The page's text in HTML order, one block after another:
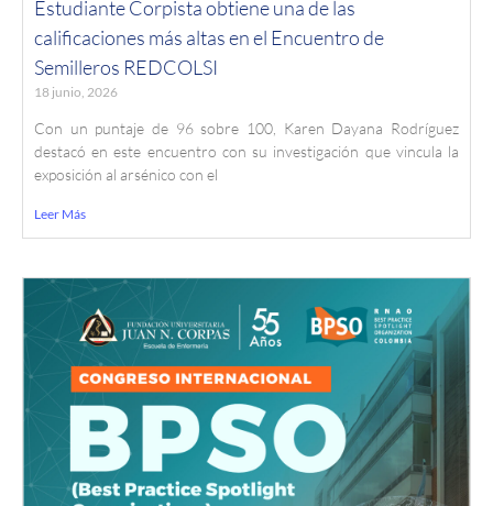
Estudiante Corpista obtiene una de las
calificaciones más altas en el Encuentro de
Semilleros REDCOLSI
18 junio, 2026
Con un puntaje de 96 sobre 100, Karen Dayana Rodríguez
destacó en este encuentro con su investigación que vincula la
exposición al arsénico con el
Leer Más